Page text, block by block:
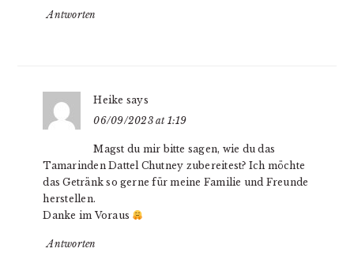
Antworten
Heike says
06/09/2023 at 1:19
Magst du mir bitte sagen, wie du das
Tamarinden Dattel Chutney zubereitest? Ich möchte
das Getränk so gerne für meine Familie und Freunde
herstellen.
Danke im Voraus
Antworten